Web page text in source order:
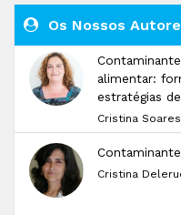
Os Nossos
alimentar:
estratégias
Cristina Soares
Cristina